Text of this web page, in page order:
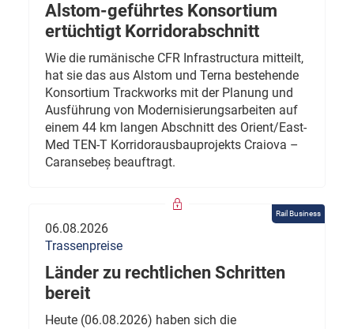
Alstom-geführtes Konsortium
ertüchtigt Korridorabschnitt
Wie die rumänische CFR Infrastructura mitteilt,
hat sie das aus Alstom und Terna bestehende
Konsortium Trackworks mit der Planung und
Ausführung von Modernisierungsarbeiten auf
einem 44 km langen Abschnitt des Orient/East-
Med TEN-T Korridorausbauprojekts Craiova –
Caransebeș beauftragt.
Rail Business
06.08.2026
Trassenpreise
Länder zu rechtlichen Schritten
bereit
Heute (06.08.2026) haben sich die